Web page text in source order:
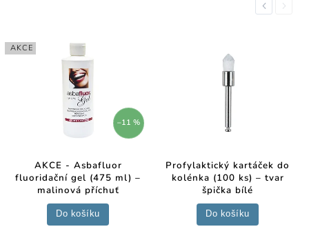
Previous
AKCE
–11 %
AKCE - Asbafluor
fluoridační gel (475 ml) –
malinová příchuť
Do košíku
Profylaktický kartáček do
kolénka (100 ks) – tvar
špička bílé
Do košíku
Next